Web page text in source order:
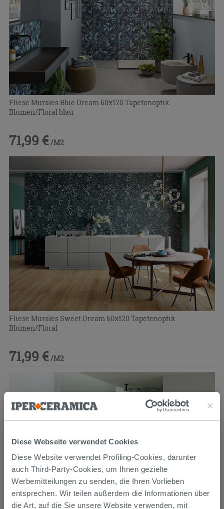
Diese Webseite verwendet Cookies
Diese Website verwendet Profiling-Cookies, darunter
auch Third-Party-Cookies, um Ihnen gezielte
Werbemitteilungen zu senden, die Ihren Vorlieben
entsprechen. Wir teilen außerdem die Informationen über
die Art, auf die Sie unsere Website verwenden, mit
Fliese Murales Blue Dream 60x120 Tapetenoptik
Blumen/Floral blau
71,99 € /M2
Fliese Murales Sweet Dream 60x120 Tapetenoptik
Blumen/Floral
71,99 € /M2